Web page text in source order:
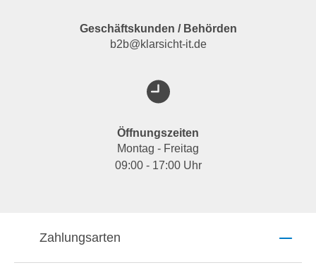
Geschäftskunden / Behörden
b2b@klarsicht-it.de
Öffnungszeiten
Montag - Freitag
09:00 - 17:00 Uhr
Zahlungsarten